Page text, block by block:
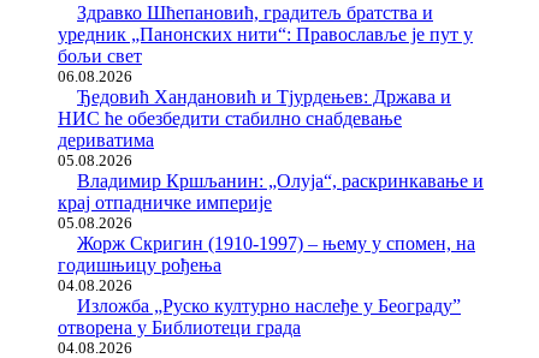
Здравко Шћепановић, градитељ братства и
уредник „Панонских нити“: Православље је пут у
бољи свет
06.08.2026
Ђедовић Хандановић и Тјурдењев: Држава и
НИС ће обезбедити стабилно снабдевање
дериватима
05.08.2026
Владимир Кршљанин: „Олуја“, раскринкавање и
крај отпадничке империје
05.08.2026
Жорж Скригин (1910-1997) – њему у спомен, на
годишњицу рођења
04.08.2026
Изложба „Руско културно наслеђе у Београду”
отворена у Библиотеци града
04.08.2026